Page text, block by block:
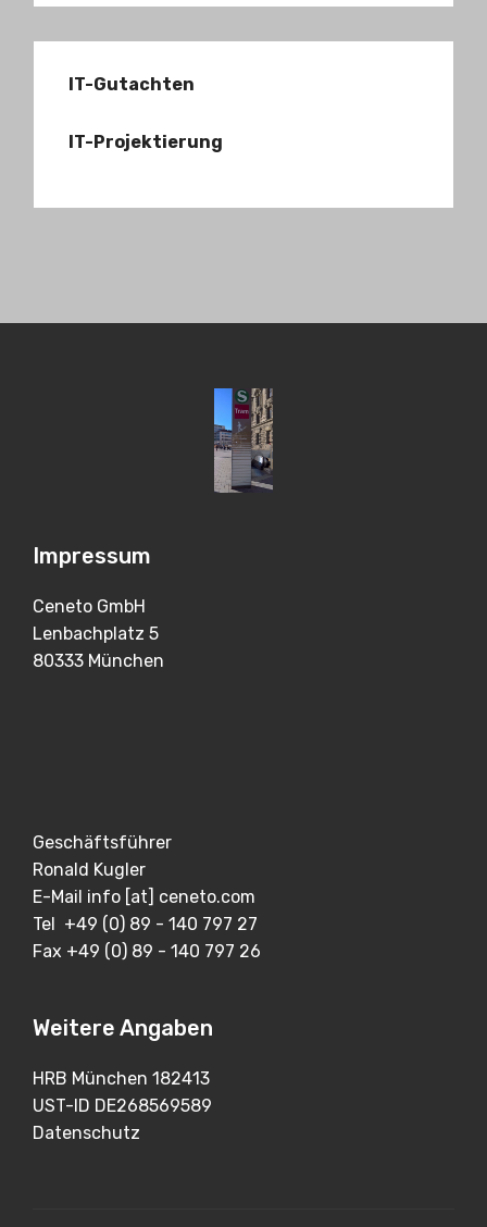
IT-Gutachten
IT-Projektierung
Impressum
Ceneto GmbH
Lenbachplatz 5
80333 München
Geschäftsführer
Ronald Kugler
E-Mail info [at] ceneto.com
Tel +49 (0) 89 - 140 797 27
Fax +49 (0) 89 - 140 797 26
Weitere Angaben
HRB München 182413
UST-ID DE268569589
Datenschutz